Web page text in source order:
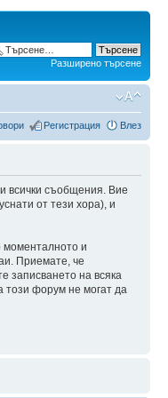
Разширено търсене
Регистрация Влез
всички съобщения. Вие
от тези хора), и
моменталното и
Приемате, че
записването на всяка
този форум не могат да